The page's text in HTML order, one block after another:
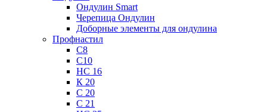
Ондулин Smart
Черепица Ондулин
Доборные элементы для ондулина
Профнастил
С8
С10
НС 16
К 20
С 20
С 21